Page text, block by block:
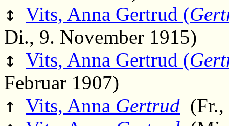
↕ Vits, Anna Gertrud (
Di., 9. November 1915)
↕ Vits, Anna Gertrud (
Februar 1907)
↑ Vits, Anna Gertrud (Fr.,